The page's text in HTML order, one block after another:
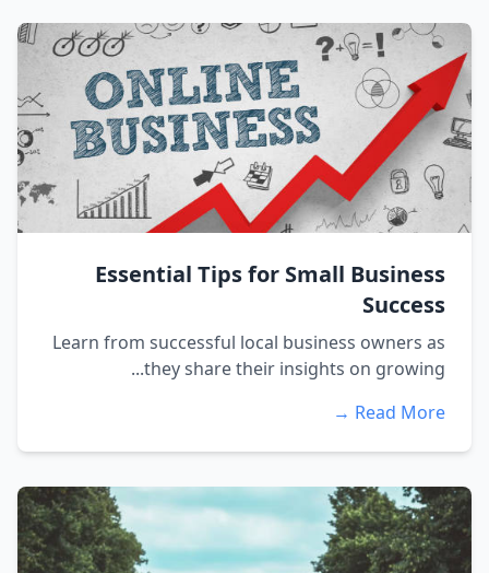
Essential Tips for Small Business
Success
Learn from successful local business owners as
they share their insights on growing...
Read More →